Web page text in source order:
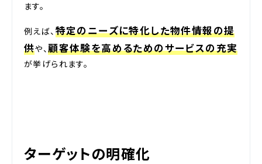
ます。
例えば、 特定のニーズに特化した物件情報の提
供や、顧客体験を高めるためのサービスの充実
が挙げられます。
ターゲットの明確化